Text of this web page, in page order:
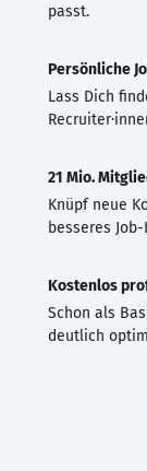
passt.
Persönliche
Lass Dich
21 Mio.
Knüpf neue
besseres
Kostenlos
Schon als
deutlich